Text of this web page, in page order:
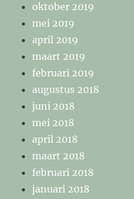
oktober 2019
mei 2019
april 2019
maart 2019
februari 2019
augustus 2018
juni 2018
mei 2018
april 2018
maart 2018
februari 2018
januari 2018